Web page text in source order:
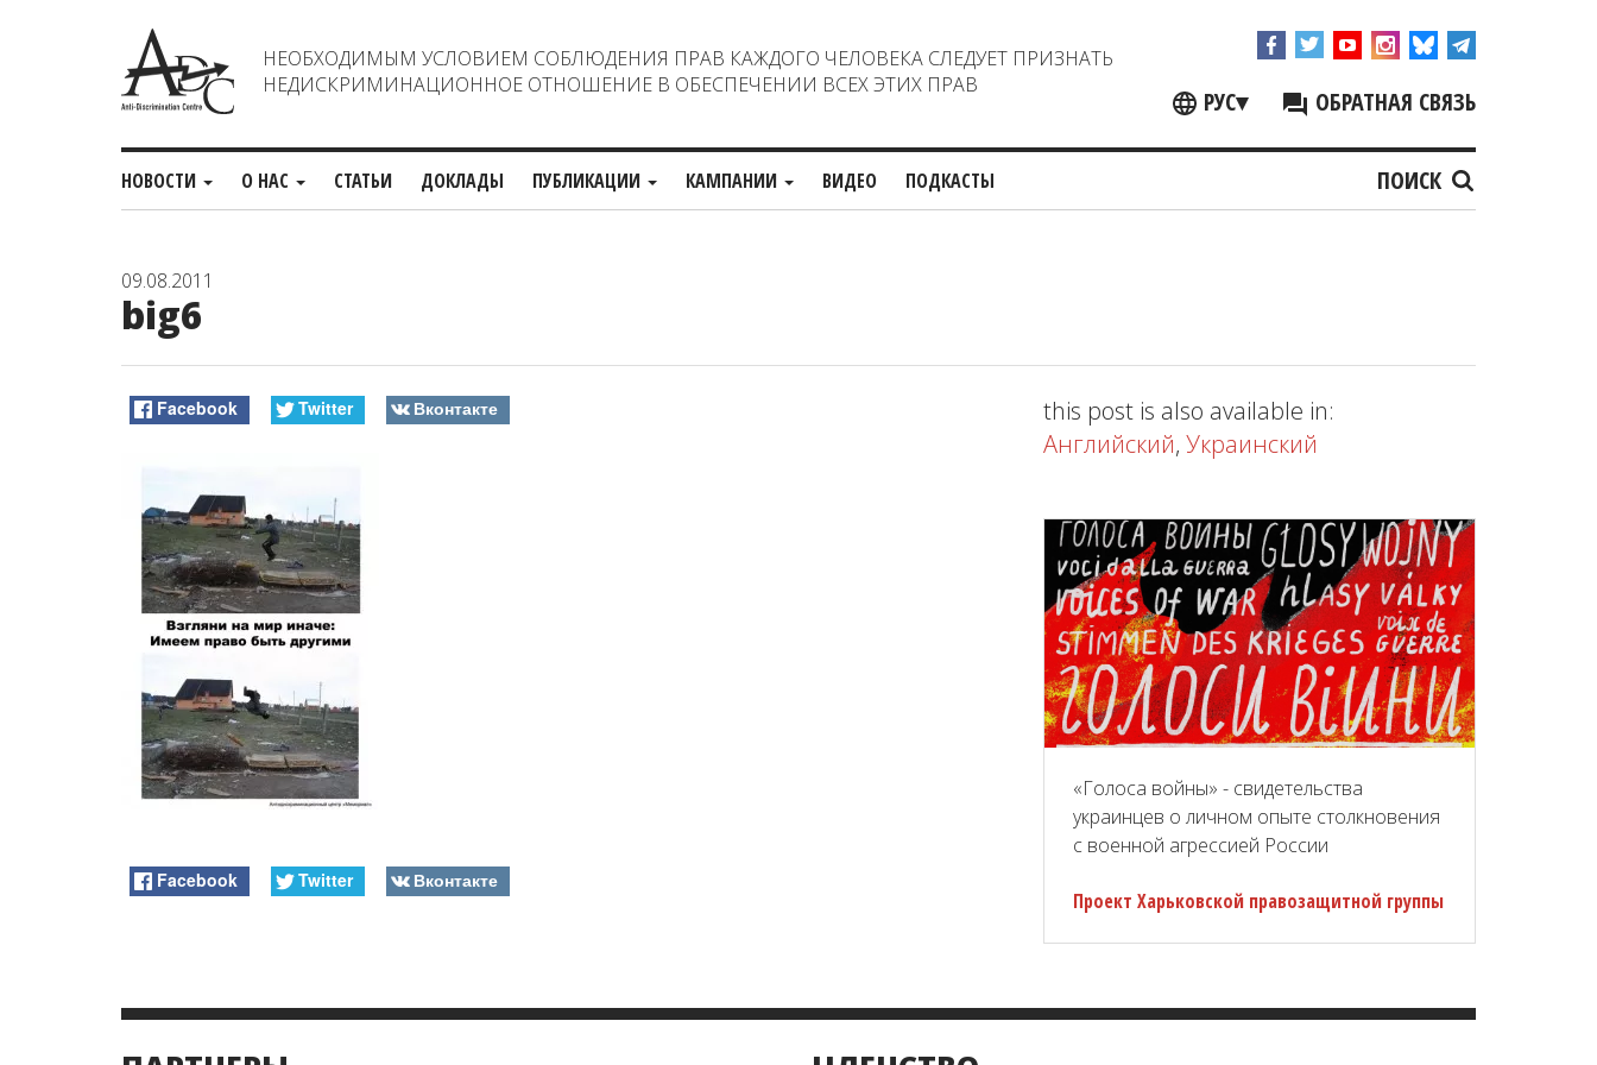
НЕОБХОДИМЫМ УСЛОВИЕМ СОБЛЮДЕНИЯ ПРАВ КАЖДОГО ЧЕЛОВЕКА СЛЕДУЕТ ПРИЗНАТЬ
НЕДИСКРИМИНАЦИОННОЕ ОТНОШЕНИЕ В ОБЕСПЕЧЕНИИ ВСЕХ ЭТИХ ПРАВ
РУС▾ ОБРАТНАЯ СВЯЗЬ
НОВОСТИ О НАС СТАТЬИ ДОКЛАДЫ ПУБЛИКАЦИИ КАМПАНИИ ВИДЕО ПОДКАСТЫ ПОИСК
09.08.2011
big6
Facebook Twitter Вконтакте
Facebook Twitter Вконтакте
this post is also available in:
Английский, Украинский
«Голоса войны» - свидетельства
украинцев о личном опыте столкновения
с военной агрессией России
Проект Харьковской правозащитной группы